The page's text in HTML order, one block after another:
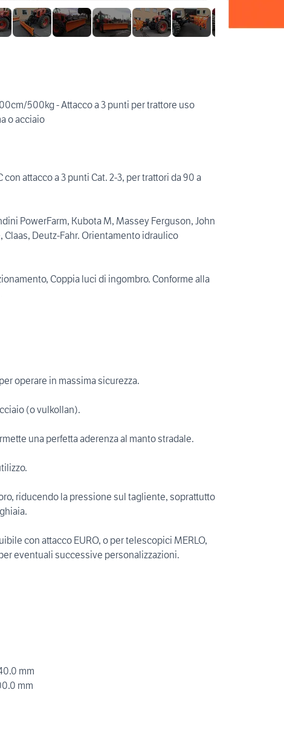
500kg - Attacco a 3 punti per trattore uso
o acciaio
attacco a 3 punti Cat. 2-3, per trattori da 90 a
PowerFarm, Kubota M, Massey Ferguson, John
Claas, Deutz-Fahr. Orientamento idraulico
Coppia luci di ingombro. Conforme alla
operare in massima sicurezza.
(o vulkollan).
una perfetta aderenza al manto stradale.
riducendo la pressione sul tagliente, soprattutto
con attacco EURO, o per telescopici MERLO,
eventuali successive personalizzazioni.
mm
mm